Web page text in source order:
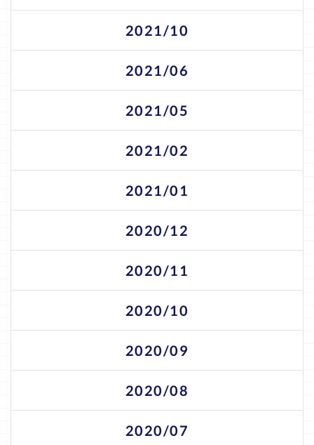
2021/10
2021/06
2021/05
2021/02
2021/01
2020/12
2020/11
2020/10
2020/09
2020/08
2020/07